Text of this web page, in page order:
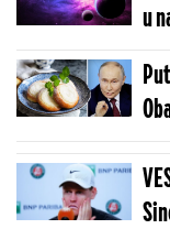
u